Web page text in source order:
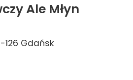
Ale Młyn
126 Gdańsk